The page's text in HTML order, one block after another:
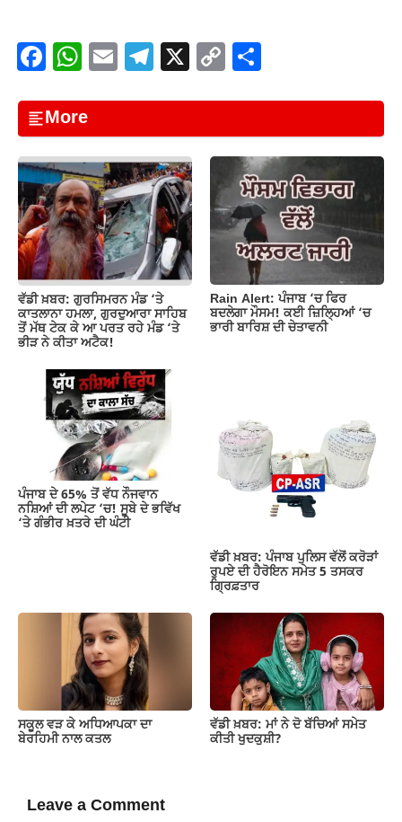
F
c
e
b
o
o
k
W
at
s
A
p
p
E
ail
T
e
gr
a
m
X C
p
y
Li
n
k
ar
e
More
ਵੱਡੀ ਖ਼ਬਰ: ਗੁਰਸਿਮਰਨ ਮੰਡ ‘ਤੇ
ਕਾਤਲਾਨਾ ਹਮਲਾ, ਗੁਰਦੁਆਰਾ ਸਾਹਿਬ
ਤੋਂ ਮੱਥ ਟੇਕ ਕੇ ਆ ਪਰਤ ਰਹੇ ਮੰਡ ‘ਤੇ
ਭੀੜ ਨੇ ਕੀਤਾ ਅਟੈਕ!
Rain Alert: ਪੰਜਾਬ ‘ਚ ਫਿਰ
ਬਦਲੇਗਾ ਮੌਸਮ! ਕਈ ਜ਼ਿਲ੍ਹਿਆਂ ‘ਚ
ਭਾਰੀ ਬਾਰਿਸ਼ ਦੀ ਚੇਤਾਵਨੀ
ਪੰਜਾਬ ਦੇ 65% ਤੋਂ ਵੱਧ ਨੌਜਵਾਨ
ਨਸ਼ਿਆਂ ਦੀ ਲਪੇਟ ‘ਚ! ਸੂਬੇ ਦੇ ਭਵਿੱਖ
‘ਤੇ ਗੰਭੀਰ ਖ਼ਤਰੇ ਦੀ ਘੰਟੀ
ਵੱਡੀ ਖ਼ਬਰ: ਪੰਜਾਬ ਪੁਲਿਸ ਵੱਲੋਂ ਕਰੋੜਾਂ
ਰੁਪਏ ਦੀ ਹੈਰੋਇਨ ਸਮੇਤ 5 ਤਸਕਰ
ਗ੍ਰਿਫ਼ਤਾਰ
ਸਕੂਲ ਵੜ ਕੇ ਅਧਿਆਪਕਾ ਦਾ
ਬੇਰਹਿਮੀ ਨਾਲ ਕਤਲ
ਵੱਡੀ ਖ਼ਬਰ: ਮਾਂ ਨੇ ਦੋ ਬੱਚਿਆਂ ਸਮੇਤ
ਕੀਤੀ ਖੁਦਕੁਸ਼ੀ?
Leave a Comment